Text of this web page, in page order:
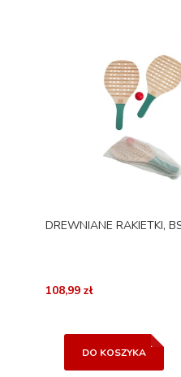
DREWNIANE RAKIETKI,
108,99 zł
DO KOSZYKA